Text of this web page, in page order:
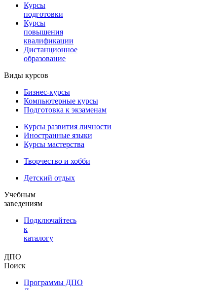
Курсы
подготовки
Курсы
повышения
квалификации
Дистанционное
образование
Виды курсов
Бизнес-курсы
Компьютерные курсы
Подготовка к экзаменам
Курсы развития личности
Иностранные языки
Курсы мастерства
Творчество и хобби
Детский отдых
Учебным
заведениям
Подключайтесь
к
каталогу
ДПО
Поиск
Программы ДПО